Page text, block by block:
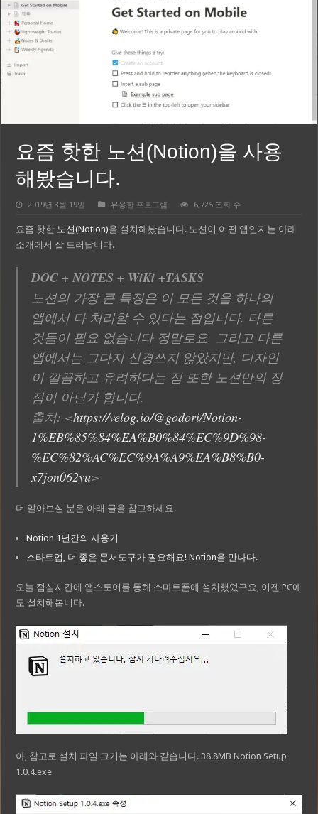
요즘 핫한 노션(Notion)을 사용
해봤습니다.
2019년 3월 19일 유용한 프로그램 6,725 조회 수
요즘 핫한 노션(Notion)을 설치해봤습니다. 노션이 어떤 앱인지는 아래
소개에서 잘 드러납니다.
DOC + NOTES + WiKi +TASKS
노션의 가장 큰 특징은 이 모든 것을 하나의
앱에서 다 처리할 수 있다는 점입니다. 다른
것들이 필요 없습니다 정말로요. 그리고 다른
앱에서는 그다지 신경쓰지 않았지만, 디자인
이 깔끔하고 유려하다는 점 또한 노션만의 장
점이 아닌가 합니다.
출처: <https://velog.io/@godori/Notion-
1%EB%85%84%EA%B0%84%EC%9D%98-
%EC%82%AC%EC%9A%A9%EA%B8%B0-
x7jon062yu>
더 알아보실 분은 아래 글을 참고하세요.
Notion 1년간의 사용기
스타트업, 더 좋은 문서도구가 필요해요! Notion을 만나다.
오늘 점심시간에 앱스토어를 통해 스마트폰에 설치했었구요, 이젠 PC에
도 설치해봅니다.
아, 참고로 설치 파일 크기는 아래와 같습니다. 38.8MB Notion Setup
1.0.4.exe